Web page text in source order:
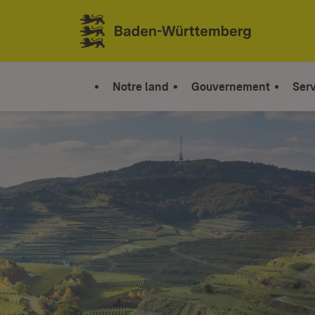
Sauter au contenu
Link zur Startseite
Notre land Gouvernement